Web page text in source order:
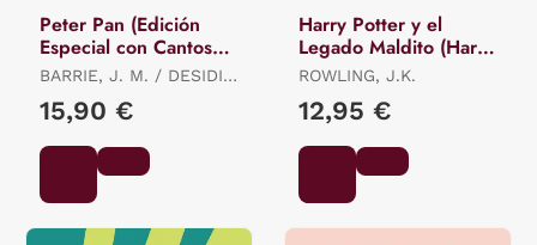
Peter Pan (Edición
Especial con Cantos
Tintados)
BARRIE, J. M. / DESIDIA,
15,90 €
Harry Potter y el
Legado Maldito (Harry
Potter 8)
ROWLING, J.K.
12,95 €